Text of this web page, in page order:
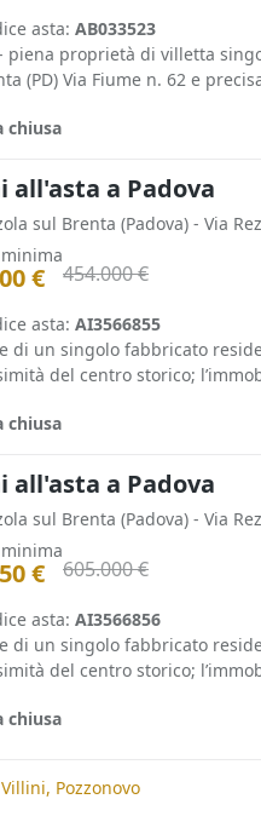
asta: AB033523
piena proprietà di villetta
(PD) Via Fiume n. 62 e
chiusa
all'asta a Padova
sul Brenta (Padova) - Via
€ 454.000 €
asta: AI3566855
di un singolo fabbricato
del centro storico;
chiusa
all'asta a Padova
sul Brenta (Padova) - Via
€ 605.000 €
asta: AI3566856
di un singolo fabbricato
del centro storico;
chiusa
Villini, Pozzonovo